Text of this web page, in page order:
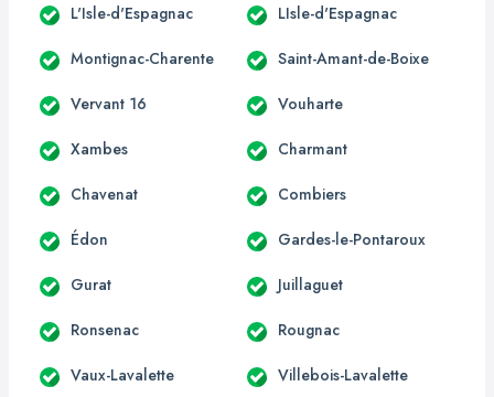
L'Isle-d'Espagnac LIsle-d'Espagnac
Montignac-Charente Saint-Amant-de-Boixe
Vervant 16 Vouharte
Xambes Charmant
Chavenat Combiers
Édon Gardes-le-Pontaroux
Gurat Juillaguet
Ronsenac Rougnac
Vaux-Lavalette Villebois-Lavalette